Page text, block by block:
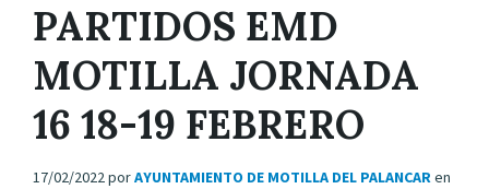
PARTIDOS EMD
MOTILLA JORNADA
16 18-19 FEBRERO
17/02/2022porAYUNTAMIENTO DE MOTILLA DEL PALANCARen